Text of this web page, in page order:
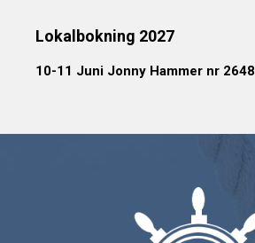
Lokalbokning 2027
10-11 Juni Jonny Hammer nr 2648